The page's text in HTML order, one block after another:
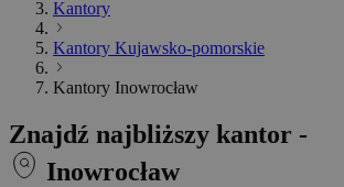
Kantory
Kantory Kujawsko-pomorskie
Kantory Inowrocław
Znajdź najbliższy kantor -
Inowrocław